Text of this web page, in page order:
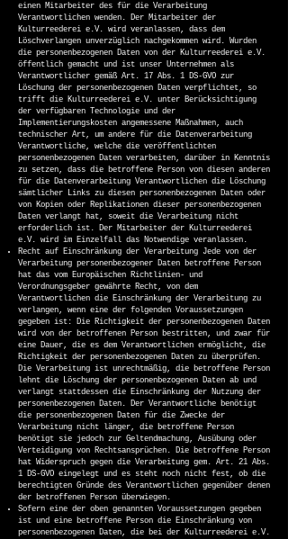
einen Mitarbeiter des für die Verarbeitung
Verantwortlichen wenden. Der Mitarbeiter der
Kulturreederei e.V. wird veranlassen, dass dem
Löschverlangen unverzüglich nachgekommen wird. Wurden
die personenbezogenen Daten von der Kulturreederei e.V.
öffentlich gemacht und ist unser Unternehmen als
Verantwortlicher gemäß Art. 17 Abs. 1 DS-GVO zur
Löschung der personenbezogenen Daten verpflichtet, so
trifft die Kulturreederei e.V. unter Berücksichtigung
der verfügbaren Technologie und der
Implementierungskosten angemessene Maßnahmen, auch
technischer Art, um andere für die Datenverarbeitung
Verantwortliche, welche die veröffentlichten
personenbezogenen Daten verarbeiten, darüber in Kenntnis
zu setzen, dass die betroffene Person von diesen anderen
für die Datenverarbeitung Verantwortlichen die Löschung
sämtlicher Links zu diesen personenbezogenen Daten oder
von Kopien oder Replikationen dieser personenbezogenen
Daten verlangt hat, soweit die Verarbeitung nicht
erforderlich ist. Der Mitarbeiter der Kulturreederei
e.V. wird im Einzelfall das Notwendige veranlassen.
Recht auf Einschränkung der Verarbeitung Jede von der
Verarbeitung personenbezogener Daten betroffene Person
hat das vom Europäischen Richtlinien- und
Verordnungsgeber gewährte Recht, von dem
Verantwortlichen die Einschränkung der Verarbeitung zu
verlangen, wenn eine der folgenden Voraussetzungen
gegeben ist: Die Richtigkeit der personenbezogenen Daten
wird von der betroffenen Person bestritten, und zwar für
eine Dauer, die es dem Verantwortlichen ermöglicht, die
Richtigkeit der personenbezogenen Daten zu überprüfen.
Die Verarbeitung ist unrechtmäßig, die betroffene Person
lehnt die Löschung der personenbezogenen Daten ab und
verlangt stattdessen die Einschränkung der Nutzung der
personenbezogenen Daten. Der Verantwortliche benötigt
die personenbezogenen Daten für die Zwecke der
Verarbeitung nicht länger, die betroffene Person
benötigt sie jedoch zur Geltendmachung, Ausübung oder
Verteidigung von Rechtsansprüchen. Die betroffene Person
hat Widerspruch gegen die Verarbeitung gem. Art. 21 Abs.
1 DS-GVO eingelegt und es steht noch nicht fest, ob die
berechtigten Gründe des Verantwortlichen gegenüber denen
der betroffenen Person überwiegen.
Sofern eine der oben genannten Voraussetzungen gegeben
ist und eine betroffene Person die Einschränkung von
personenbezogenen Daten, die bei der Kulturreederei e.V.